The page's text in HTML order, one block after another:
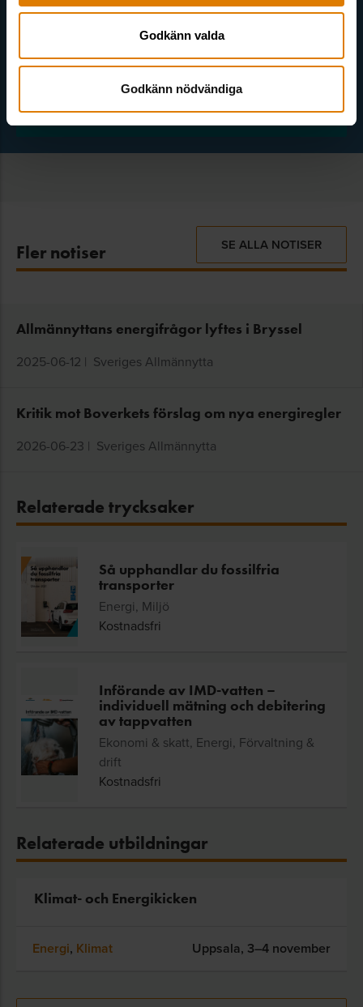
Godkänn valda
Godkänn nödvändiga
Fler notiser SE ALLA NOTISER
Allmännyttans energifrågor lyftes i Bryssel
2025-06-12 | Sveriges Allmännytta
Kritik mot Boverkets förslag om nya energiregler
2026-06-23 | Sveriges Allmännytta
Relaterade trycksaker
Så upphandlar du fossilfria
transporter
Energi, Miljö
Kostnadsfri
Införande av IMD-vatten –
individuell mätning och debitering
av tappvatten
Ekonomi & skatt, Energi, Förvaltning &
drift
Kostnadsfri
Relaterade utbildningar
Klimat- och Energikicken
Energi, Klimat Uppsala, 3–4 november